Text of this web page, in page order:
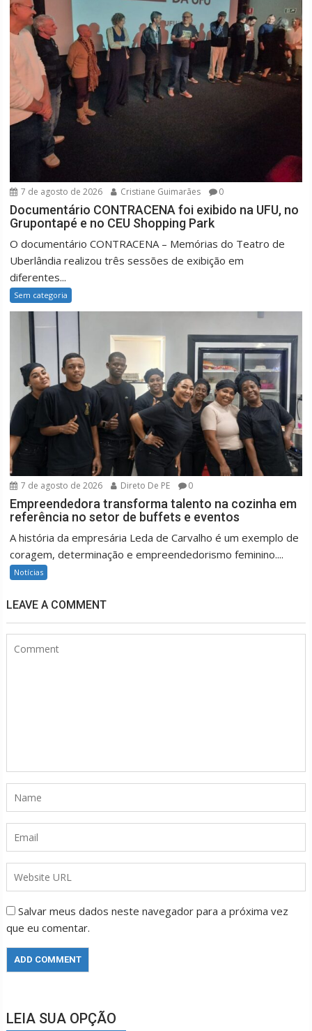
7 de agosto de 2026 Cristiane Guimarães 0
Documentário CONTRACENA foi exibido na UFU, no
Grupontapé e no CEU Shopping Park
O documentário CONTRACENA – Memórias do Teatro de
Uberlândia realizou três sessões de exibição em
diferentes...
Sem categoria
7 de agosto de 2026 Direto De PE 0
Empreendedora transforma talento na cozinha em
referência no setor de buffets e eventos
A história da empresária Leda de Carvalho é um exemplo de
coragem, determinação e empreendedorismo feminino....
Notícias
LEAVE A COMMENT
Salvar meus dados neste navegador para a próxima vez
que eu comentar.
LEIA SUA OPÇÃO